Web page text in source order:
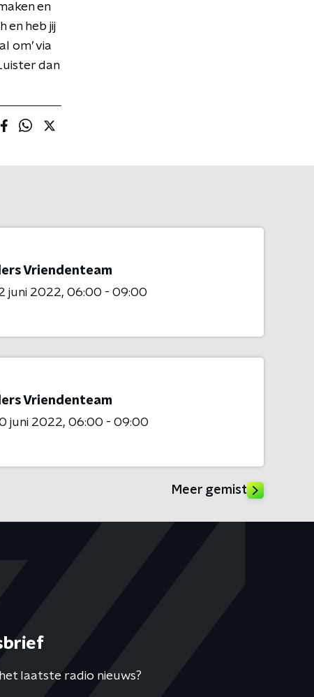
en
en heb jij
om’ via
dan
Vriendenteam
juni 2022 06:00 - 09:00
Vriendenteam
juni 2022 06:00 - 09:00
Meer gemist
laatste radio nieuws?